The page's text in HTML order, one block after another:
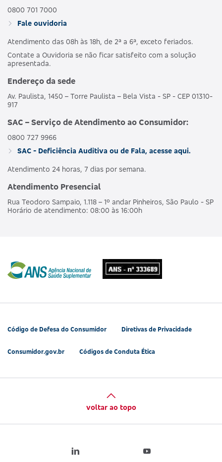
0800 701 7000
Fale ouvidoria
Atendimento das 08h às 18h, de 2ª a 6ª, exceto feriados.
Contate a Ouvidoria se não ficar satisfeito com a solução
apresentada.
Endereço da sede
Av. Paulista, 1450 – Torre Paulista – Bela Vista - SP - CEP 01310-
917
SAC – Serviço de Atendimento ao Consumidor:
0800 727 9966
SAC - Deficiência Auditiva ou de Fala, acesse aqui.
Atendimento 24 horas, 7 dias por semana.
Atendimento Presencial
Rua Teodoro Sampaio, 1.118 – 1º andar Pinheiros, São Paulo - SP
Horário de atendimento: 08:00 às 16:00h
Código de Defesa do Consumidor Diretivas de Privacidade
Consumidor.gov.br Códigos de Conduta Ética
voltar ao topo